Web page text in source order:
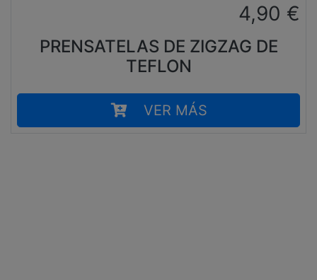
4,90 €
PRENSATELAS DE ZIGZAG DE
TEFLON
VER MÁS